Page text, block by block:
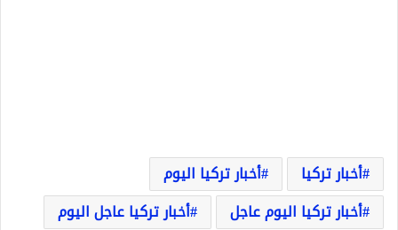
أخبار تركيا
أخبار تركيا اليوم
أخبار تركيا اليوم عاجل
أخبار تركيا عاجل اليوم